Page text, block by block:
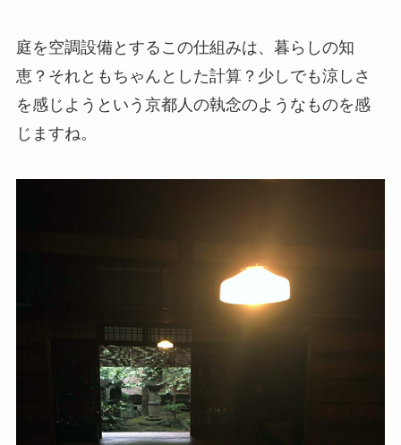
庭を空調設備とするこの仕組みは、暮らしの知
恵？それともちゃんとした計算？少しでも涼しさ
を感じようという京都人の執念のようなものを感
じますね。